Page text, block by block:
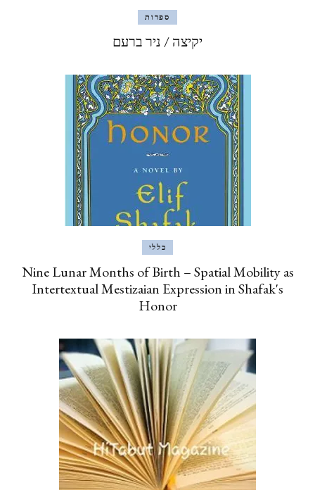
ספרות
יקיצה / ניר ברעם
כללי
Nine Lunar Months of Birth – Spatial Mobility as
Intertextual Mestizaian Expression in Shafak's
Honor